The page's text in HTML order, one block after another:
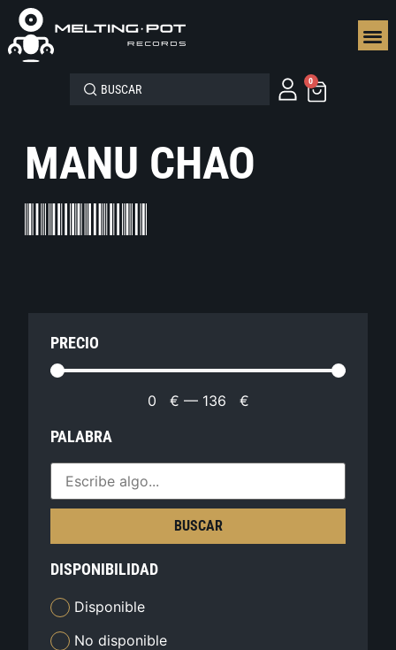
0
MANU CHAO
PRECIO
0 € — 136 €
PALABRA
BUSCAR
DISPONIBILIDAD
Disponible
No disponible